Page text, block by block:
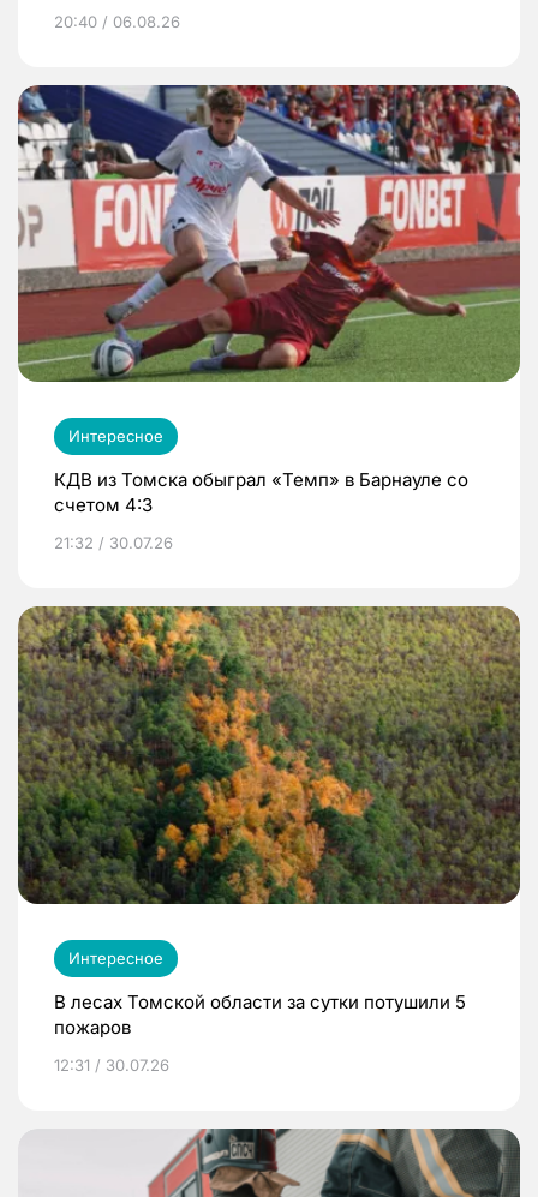
20:40 / 06.08.26
Интересное
КДВ из Томска обыграл «Темп» в Барнауле со
счетом 4:3
21:32 / 30.07.26
Интересное
В лесах Томской области за сутки потушили 5
пожаров
12:31 / 30.07.26